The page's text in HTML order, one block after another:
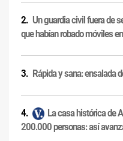
Un guardia civil fuera de
que habían robado móviles
Rápida y sana: ensalada
La casa histórica de
200.000 personas: así